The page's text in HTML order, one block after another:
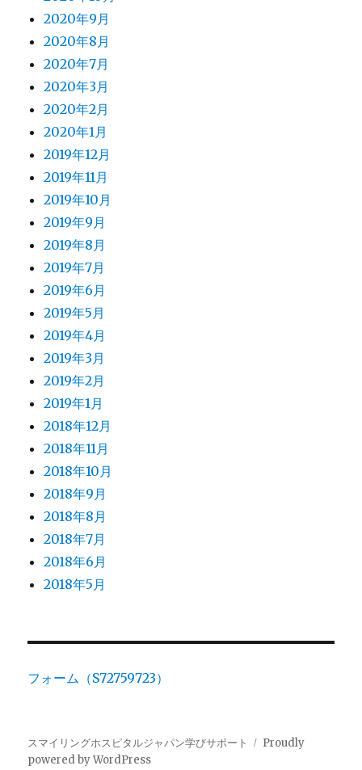
2020年9月
2020年8月
2020年7月
2020年3月
2020年2月
2020年1月
2019年12月
2019年11月
2019年10月
2019年9月
2019年8月
2019年7月
2019年6月
2019年5月
2019年4月
2019年3月
2019年2月
2019年1月
2018年12月
2018年11月
2018年10月
2018年9月
2018年8月
2018年7月
2018年6月
2018年5月
フォーム（S72759723）
スマイリングホスピタルジャパン学びサポート
Proudly
powered by WordPress